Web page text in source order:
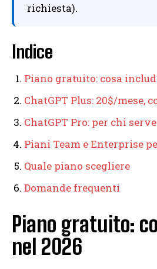
richiesta).
Indice
Piano gratuito: cosa
ChatGPT Plus: 20$/mese,
ChatGPT Pro: per chi
Piani Team e Enterprise
Quale piano scegliere
Domande frequenti
Piano gratuito:
nel 2026